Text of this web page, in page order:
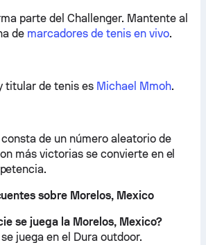
parte del Challenger. Mantente al
de marcadores de tenis en vivo.
titular de tenis es Michael Mmoh.
de un número aleatorio de
más victorias se convierte en el
sobre Morelos, Mexico
se juega la Morelos, Mexico?
juega en el Dura outdoor.